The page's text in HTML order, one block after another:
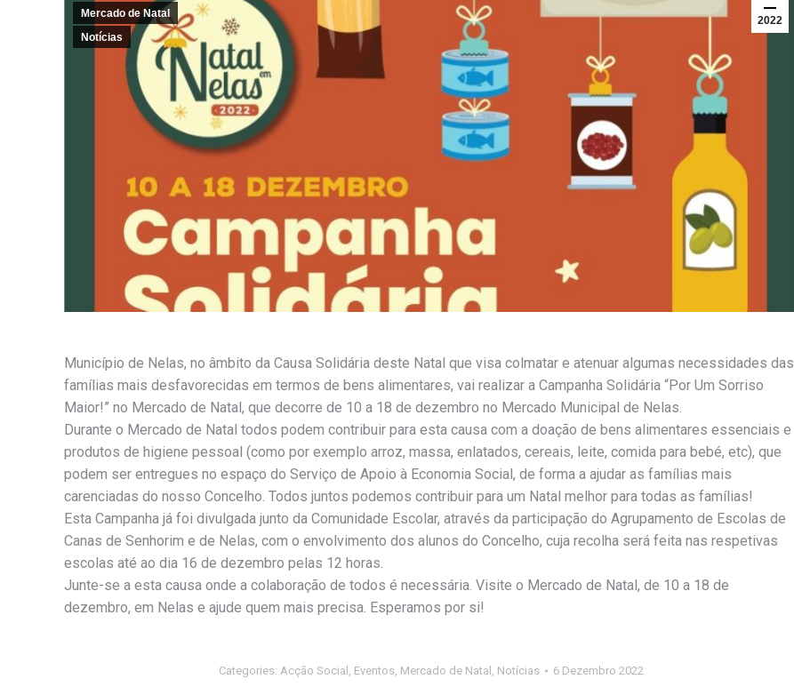
2022
Mercado de Natal
Notícias
Município de Nelas, no âmbito da Causa Solidária deste Natal que visa colmatar e atenuar algumas necessidades das
famílias mais desfavorecidas em termos de bens alimentares, vai realizar a Campanha Solidária “Por Um Sorriso
Maior!” no Mercado de Natal, que decorre de 10 a 18 de dezembro no Mercado Municipal de Nelas.
Durante o Mercado de Natal todos podem contribuir para esta causa com a doação de bens alimentares essenciais e
produtos de higiene pessoal (como por exemplo arroz, massa, enlatados, cereais, leite, comida para bebé, etc), que
podem ser entregues no espaço do Serviço de Apoio à Economia Social, de forma a ajudar as famílias mais
carenciadas do nosso Concelho. Todos juntos podemos contribuir para um Natal melhor para todas as famílias!
Esta Campanha já foi divulgada junto da Comunidade Escolar, através da participação do Agrupamento de Escolas de
Canas de Senhorim e de Nelas, com o envolvimento dos alunos do Concelho, cuja recolha será feita nas respetivas
escolas até ao dia 16 de dezembro pelas 12 horas.
Junte-se a esta causa onde a colaboração de todos é necessária. Visite o Mercado de Natal, de 10 a 18 de
dezembro, em Nelas e ajude quem mais precisa. Esperamos por si!
Categories: Acção Social Eventos, Mercado de Natal Notícias 6 Dezembro 2022